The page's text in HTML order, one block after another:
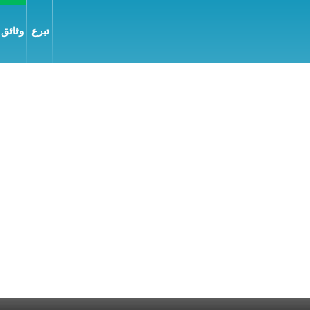
وثائق تبرع